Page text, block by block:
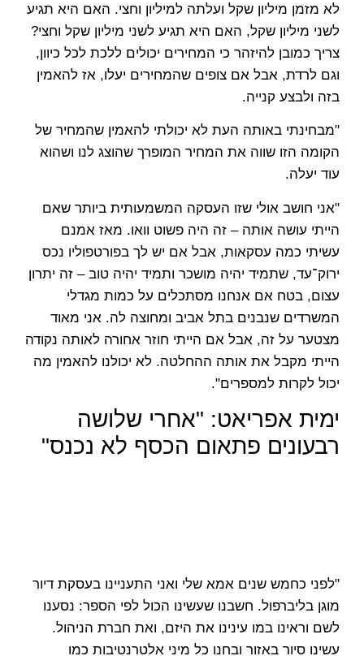
לא מזמן מיליון שקל ועלתה למיליון וחצי. האם היא תגיע
לשני מיליון שקל, האם היא תגיע לשני מיליון שקל וחצי?
צריך כמובן להיזהר כי המחירים יכולים ללכת לכל כיוון,
וגם לרדת, אבל אם צופים שהמחירים יעלו, אז להאמין
בזה ולבצע קנייה.
"מבחינתי באותה העת לא יכולתי להאמין שהמחיר של
הקומה הזו שווה את המחיר המופרך שהוצג לנו ושהוא
עוד יעלה.
"אני חושב אולי שזו העסקה המשמעותית ביותר שאם
הייתי עושה אותה – זה היה פשוט וואו. מאז אמנם
עשיתי כמה עסקאות, אבל אם יש לך בפורטפוליו נכס
ירוק־עד, שתמיד יהיה מושכר ותמיד יהיה טוב – זה יתרון
עצום, בטח אם אנחנו מסתכלים על כמות מגדלי
המשרדים שנבנים בתל אביב ומחוצה לה. אני מאוד
מצטער על זה, אבל אם הייתי חוזר אחורה לאותה נקודה
הייתי מקבל את אותה ההחלטה. לא יכולנו להאמין מה
יכול לקרות למספרים".
ימית אפריאט: "אחרי שלושה
רבעונים פתאום הכסף לא נכנס"
"לפני כחמש שנים אמא שלי ואני התעניינו בעסקת דיור
מוגן בליברפול. חשבנו שעשינו הכול לפי הספר: נסענו
לשם וראינו במו עינינו את היזם, ואת חברת הניהול.
עשינו סיור באזור ובחנו כל מיני אלטרנטיבות כמו